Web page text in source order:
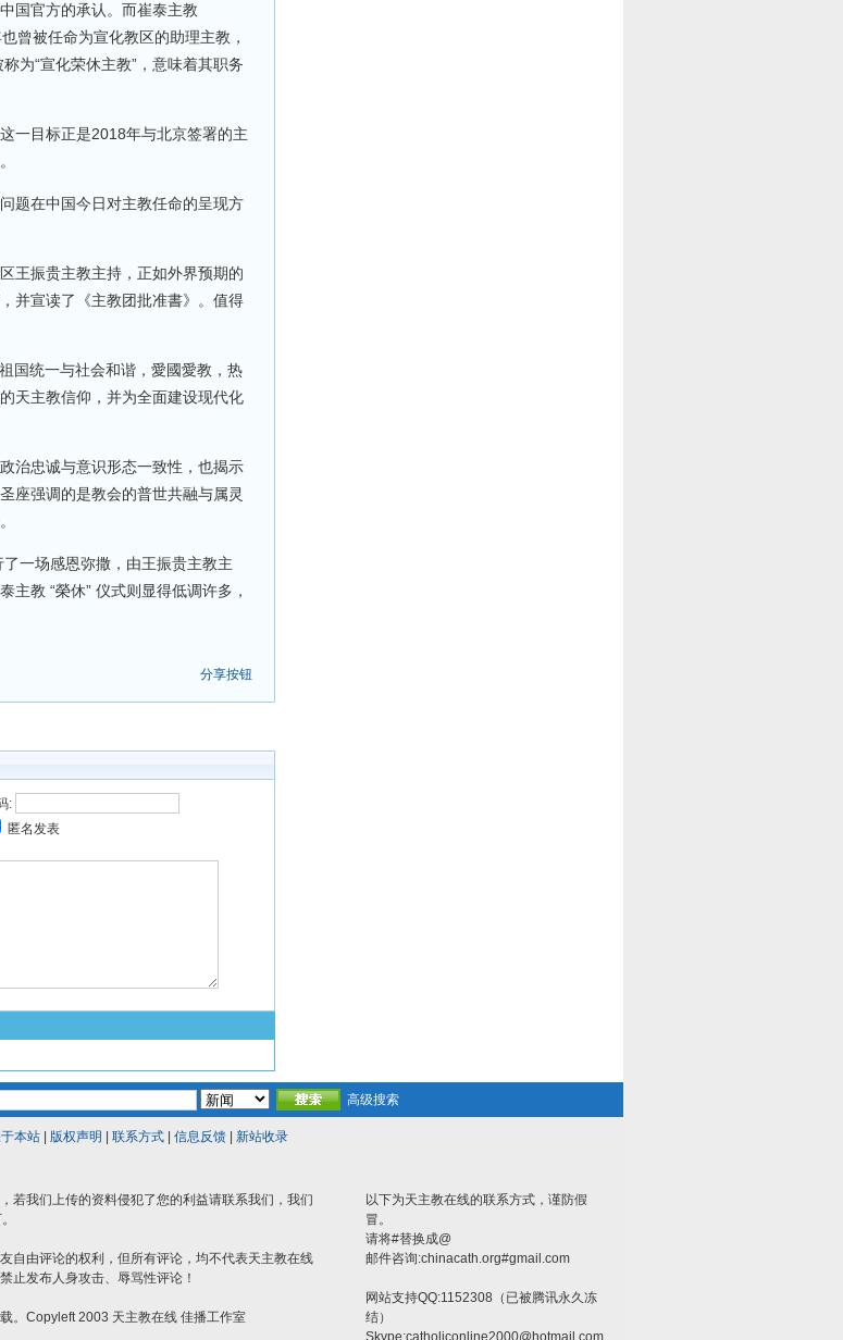
国官方的承认。而崔泰主教
曾被任命为宣化教区的助理主教，
为“宣化荣休主教”，意味着其职务
一目标正是2018年与北京签署的主
题在中国今日对主教任命的呈现方
王振贵主教主持，正如外界预期的
并宣读了《主教团批准書》。值得
国统一与社会和谐，愛國愛教，热
天主教信仰，并为全面建设现代化
治忠诚与意识形态一致性，也揭示
座强调的是教会的普世共融与属灵
一场感恩弥撒，由王振贵主教主
教 “榮休” 仪式则显得低调许多，
分享按钮
:
匿名发表
高级搜索
本站| 版权声明 联系方式| 信息反馈| 新站收录
若我们上传的资料侵犯了您的利益请联系我们，我们
自由评论的权利，但所有评论，均不代表天主教在线
止发布人身攻击、辱骂性评论！
。Copyleft 2003 天主教在线 佳播工作室
以下为天主教在线的联系方式，谨防假
冒。
请将#替换成@
邮件咨询:chinacath.org#gmail.com
网站支持QQ:1152308（已被腾讯永久冻
结）
Skype:catholiconline2000@hotmail.com